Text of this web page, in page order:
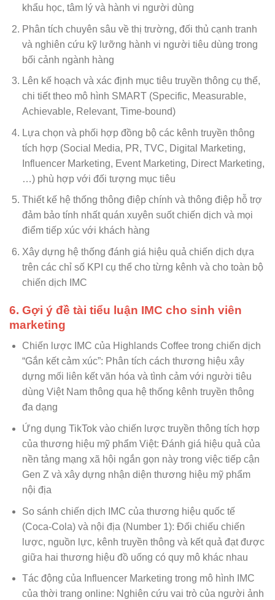
khẩu học, tâm lý và hành vi người dùng
Phân tích chuyên sâu về thị trường, đối thủ cạnh tranh
và nghiên cứu kỹ lưỡng hành vi người tiêu dùng trong
bối cảnh ngành hàng
Lên kế hoạch và xác định mục tiêu truyền thông cụ thể,
chi tiết theo mô hình SMART (Specific, Measurable,
Achievable, Relevant, Time-bound)
Lựa chọn và phối hợp đồng bộ các kênh truyền thông
tích hợp (Social Media, PR, TVC, Digital Marketing,
Influencer Marketing, Event Marketing, Direct Marketing,
…) phù hợp với đối tượng mục tiêu
Thiết kế hệ thống thông điệp chính và thông điệp hỗ trợ
đảm bảo tính nhất quán xuyên suốt chiến dịch và mọi
điểm tiếp xúc với khách hàng
Xây dựng hệ thống đánh giá hiệu quả chiến dịch dựa
trên các chỉ số KPI cụ thể cho từng kênh và cho toàn bộ
chiến dịch IMC
6. Gợi ý đề tài tiểu luận IMC cho sinh viên
marketing
Chiến lược IMC của Highlands Coffee trong chiến dịch
“Gắn kết cảm xúc”: Phân tích cách thương hiệu xây
dựng mối liên kết văn hóa và tình cảm với người tiêu
dùng Việt Nam thông qua hệ thống kênh truyền thông
đa dạng
Ứng dụng TikTok vào chiến lược truyền thông tích hợp
của thương hiệu mỹ phẩm Việt: Đánh giá hiệu quả của
nền tảng mạng xã hội ngắn gọn này trong việc tiếp cận
Gen Z và xây dựng nhận diện thương hiệu mỹ phẩm
nội địa
So sánh chiến dịch IMC của thương hiệu quốc tế
(Coca-Cola) và nội địa (Number 1): Đối chiếu chiến
lược, nguồn lực, kênh truyền thông và kết quả đạt được
giữa hai thương hiệu đồ uống có quy mô khác nhau
Tác động của Influencer Marketing trong mô hình IMC
của thời trang online: Nghiên cứu vai trò của người ảnh